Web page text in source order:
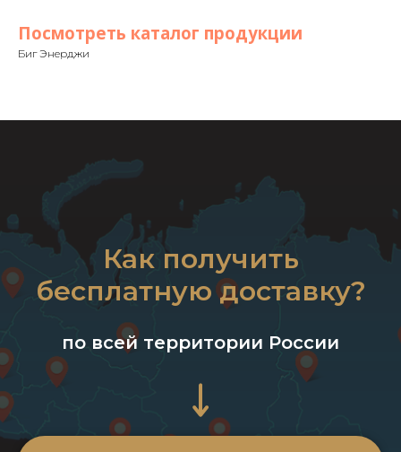
Посмотреть каталог продукции
Биг Энерджи
Как получить
бесплатную доставку?
по всей территории России